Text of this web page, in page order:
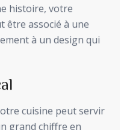
histoire, votre
être associé à une
à un design qui
cuisine peut servir
grand chiffre en